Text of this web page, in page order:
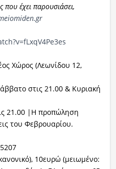
που έχει παρουσιάσει,
.gr
Χώρος (Λεωνίδου 12,
στις 21.00 & Κυριακή
21.00 |Η προπώληση
του Φεβρουαρίου.
10ευρώ (μειωμένο: